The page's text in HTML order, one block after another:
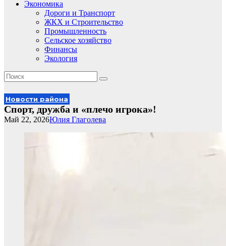
Экономика
Дороги и Транспорт
ЖКХ и Строительство
Промышленность
Сельское хозяйство
Финансы
Экология
Новости района
Спорт, дружба и «плечо игрока»!
Юлия Глаголева
Май 22, 2026